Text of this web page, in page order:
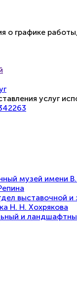
о графике
услуг
музей имени
выставочной и
Н. Н. Хохрякова
и